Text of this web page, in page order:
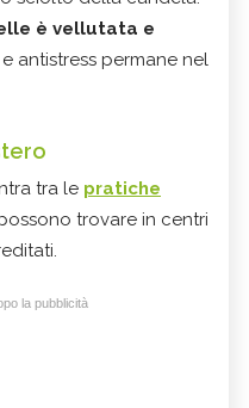
è vellutata e
antistress permane nel
tra le pratiche
trovare in centri
la pubblicità